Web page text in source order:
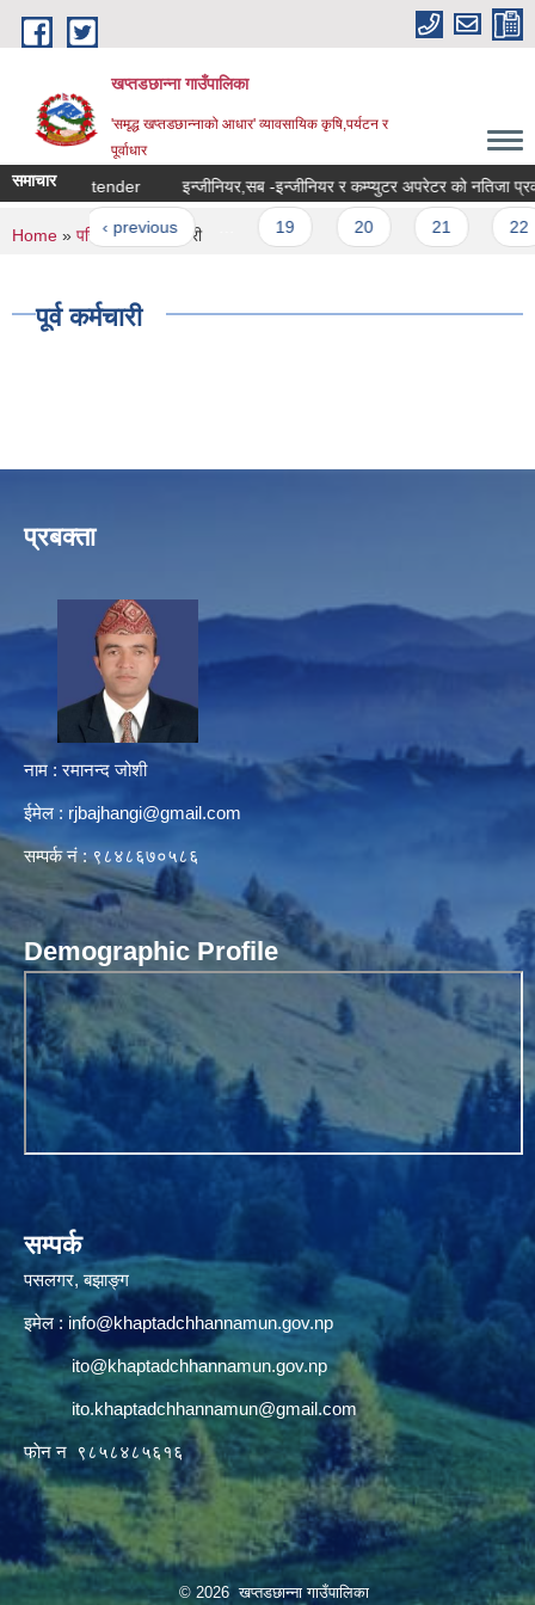
Skip to main content
खप्तडछान्ना गाउँपालिका
'समृद्ध खप्तडछान्नाको आधार' व्यावसायिक कृषि,पर्यटन र
पूर्वाधार
समाचार
loader tender इन्जीनियर,सब -
‹ previous … 19 20 21 22
You are here
Home » परिचय» पूर्व कर्मचारी
पूर्व कर्मचारी
प्रबक्ता
नाम : रमानन्द जोशी
ईमेल : rjbajhangi@gmail.com
सम्पर्क नं : ९८४८६७०५८६
Demographic Profile
सम्पर्क
पसलगर, बझाङ्ग
इमेल : info@khaptadchhannamun.gov.np
ito@khaptadchhannamun.gov.np
ito.khaptadchhannamun@gmail.com
फाेन न‌‍‍ ९८५८४८५६१६
© 2026 खप्तडछान्ना गाउँपालिका